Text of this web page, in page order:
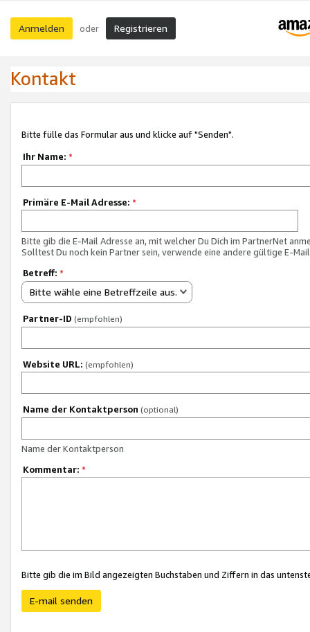
Anmelden oder Registrieren
Kontakt
Bitte fülle das Formular aus und klicke auf "Senden".
Ihr Name: *
Primäre E-Mail Adresse: *
Bitte gib die E-Mail Adresse an, mit welcher Du Dich im PartnerNet
Solltest Du noch kein Partner sein, verwende eine andere gültige E-
Betreff: *
Bitte wähle eine Betreffzeile aus.
Partner-ID (empfohlen)
Website URL: (empfohlen)
Name der Kontaktperson (optional)
Name der Kontaktperson
Kommentar: *
Bitte gib die im Bild angezeigten Buchstaben und Ziffern in das
E-mail senden